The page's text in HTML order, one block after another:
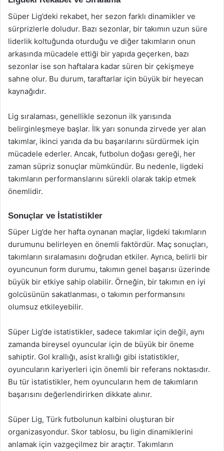
Süper Lig’deki rekabet, her sezon farklı dinamikler ve
sürprizlerle doludur. Bazı sezonlar, bir takımın uzun süre
liderlik koltuğunda oturduğu ve diğer takımların onun
arkasında mücadele ettiği bir yapıda geçerken, bazı
sezonlar ise son haftalara kadar süren bir çekişmeye
sahne olur. Bu durum, taraftarlar için büyük bir heyecan
kaynağıdır.
Lig sıralaması, genellikle sezonun ilk yarısında
belirginleşmeye başlar. İlk yarı sonunda zirvede yer alan
takımlar, ikinci yarıda da bu başarılarını sürdürmek için
mücadele ederler. Ancak, futbolun doğası gereği, her
zaman süpriz sonuçlar mümkündür. Bu nedenle, ligdeki
takımların performanslarını sürekli olarak takip etmek
önemlidir.
Sonuçlar ve İstatistikler
Süper Lig’de her hafta oynanan maçlar, ligdeki takımların
durumunu belirleyen en önemli faktördür. Maç sonuçları,
takımların sıralamasını doğrudan etkiler. Ayrıca, belirli bir
oyuncunun form durumu, takımın genel başarısı üzerinde
büyük bir etkiye sahip olabilir. Örneğin, bir takımın en iyi
golcüsünün sakatlanması, o takımın performansını
olumsuz etkileyebilir.
Süper Lig’de istatistikler, sadece takımlar için değil, aynı
zamanda bireysel oyuncular için de büyük bir öneme
sahiptir. Gol krallığı, asist krallığı gibi istatistikler,
oyuncuların kariyerleri için önemli bir referans noktasıdır.
Bu tür istatistikler, hem oyuncuların hem de takımların
başarısını değerlendirirken dikkate alınır.
Süper Lig, Türk futbolunun kalbini oluşturan bir
organizasyondur. Skor tablosu, bu ligin dinamiklerini
anlamak için vazgeçilmez bir araçtır. Takımların